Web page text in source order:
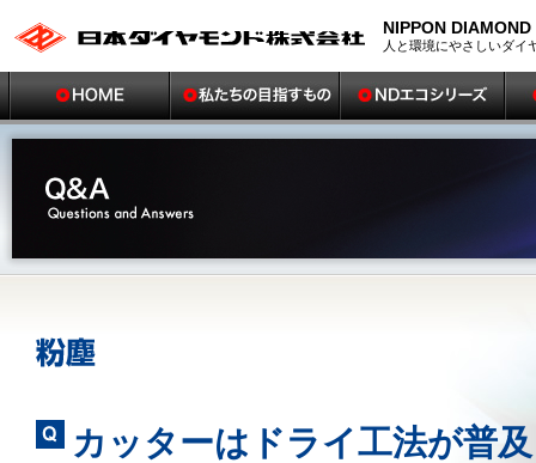
NIPPON
人と環境にやさしいダイ
カッターはドライ工法が普